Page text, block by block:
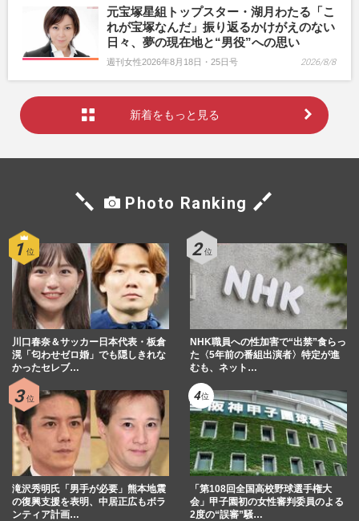
元宝塚星組トップスター・湖月わたる「こ
れが宝塚なんだ」振り返るかけがえのない
日々、夢の現在地と“男役”への思い
週刊女性2026年8月18日・25日号 2026/8/8
新着をもっと見る
Photo Ranking
川口春奈＆サッカー日本代表・板倉
滉「匂わせゼロ婚」でも隠しきれな
かったセレブ…
NHK職員への性加害で“出禁”食らっ
た〈5年前の番組出演者〉特定が進
むも、ネット…
滝沢秀明氏「男手が必要」熊本地震
の復興支援を表明、中居正広もボラ
ンティア計画…
「第108回全国高校野球選手権大
会」甲子園初の女性審判委員のよる
2度の“誤審”騒…